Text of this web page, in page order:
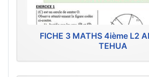
FICHE 3 MATHS 4ième L2
TEHUA